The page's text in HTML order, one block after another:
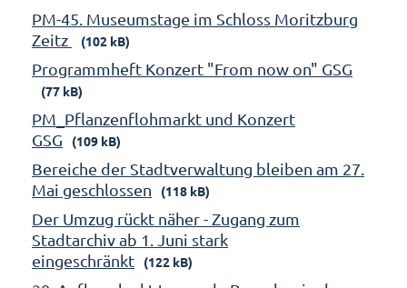
PM-45. Museumstage im Schloss Moritzburg
Zeitz
(102 kB)
Programmheft Konzert "From now on" GSG
(77 kB)
PM_Pflanzenflohmarkt und Konzert
GSG
(109 kB)
Bereiche der Stadtverwaltung bleiben am 27.
Mai geschlossen
(118 kB)
Der Umzug rückt näher - Zugang zum
Stadtarchiv ab 1. Juni stark
eingeschränkt
(122 kB)